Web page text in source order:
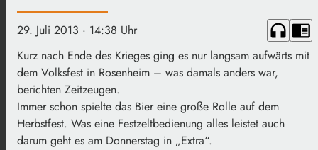
29. Juli 2013 · 14:38 Uhr headphones chrome_reader_mode
Kurz nach Ende des Krieges ging es nur langsam aufwärts mit
dem Volksfest in Rosenheim – was damals anders war,
berichten Zeitzeugen.
Immer schon spielte das Bier eine große Rolle auf dem
Herbstfest. Was eine Festzeltbedienung alles leistet auch
darum geht es am Donnerstag in „Extra“.